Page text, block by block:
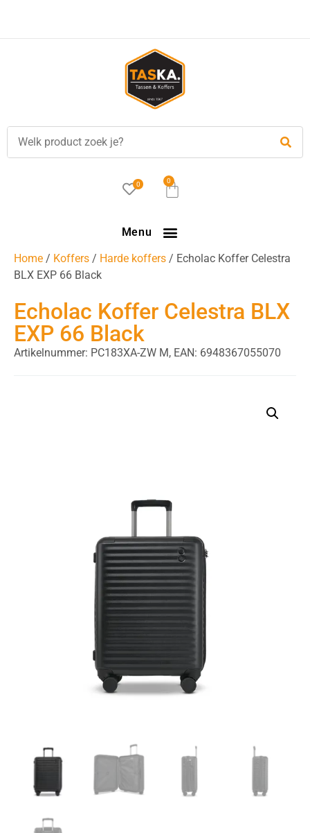
0 0
Menu
Home / Koffers / Harde koffers / Echolac Koffer Celestra
BLX EXP 66 Black
Echolac Koffer Celestra BLX
EXP 66 Black
Artikelnummer: PC183XA-ZW M, EAN: 6948367055070